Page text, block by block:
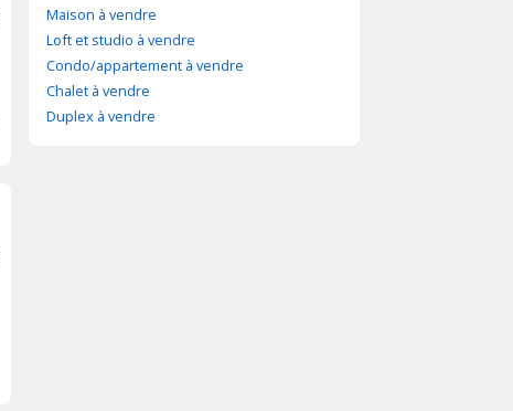
Maison à vendre
Loft et studio à vendre
Condo/appartement à vendre
Chalet à vendre
Duplex à vendre